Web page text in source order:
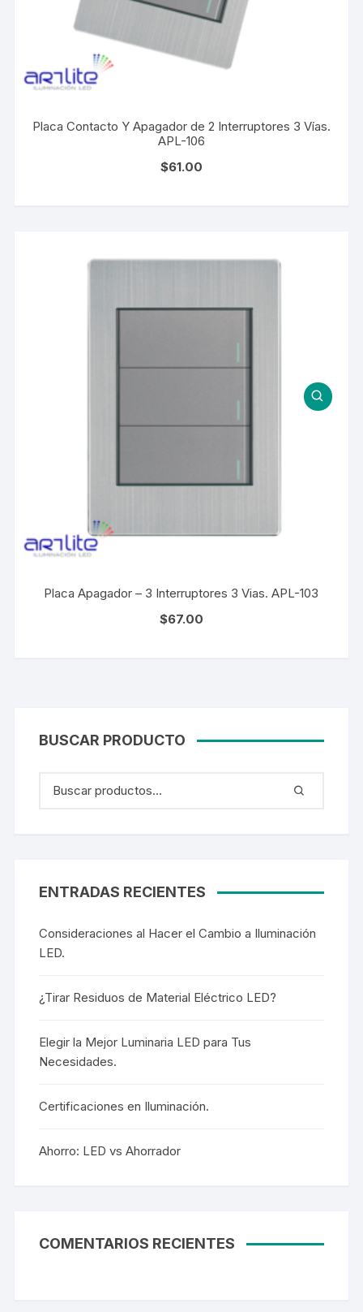
Placa Contacto Y Apagador de 2 Interruptores 3 Vías.
APL-106
$61.00
Placa Apagador – 3 Interruptores 3 Vias. APL-103
$67.00
BUSCAR PRODUCTO
ENTRADAS RECIENTES
Consideraciones al Hacer el Cambio a Iluminación
LED.
¿Tirar Residuos de Material Eléctrico LED?
Elegir la Mejor Luminaria LED para Tus
Necesidades.
Certificaciones en Iluminación.
Ahorro: LED vs Ahorrador
COMENTARIOS RECIENTES